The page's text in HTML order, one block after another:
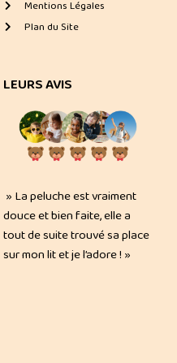
Mentions Légales
Plan du Site
LEURS AVIS
» La peluche est vraiment
douce et bien faite, elle a
tout de suite trouvé sa place
sur mon lit et je l’adore ! »